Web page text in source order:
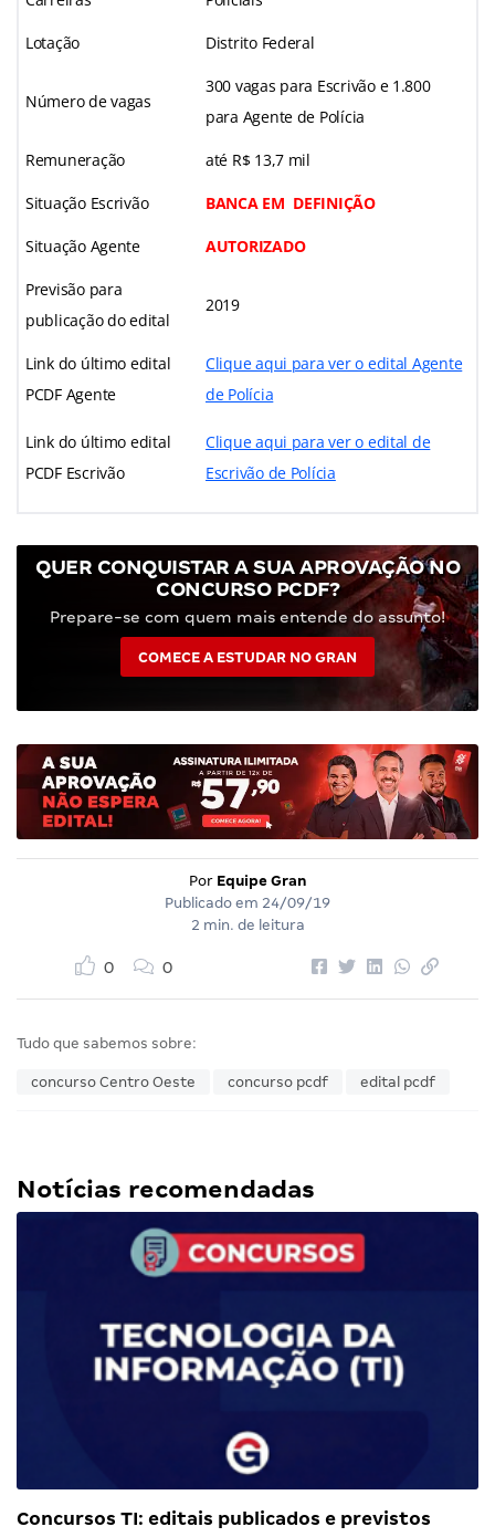
Lotação Distrito Federal
Número de vagas
300 vagas para Escrivão e 1.800
para Agente de Polícia
Remuneração até R$ 13,7 mil
Situação Escrivão BANCA EM DEFINIÇÃO
Situação Agente AUTORIZADO
Previsão para
publicação do edital
2019
Link do último edital
PCDF Agente
Link do último edital
PCDF Escrivão
Clique aqui para ver o edital Agente
de Polícia
Clique aqui para ver o edital de
Escrivão de Polícia
QUER CONQUISTAR A SUA APROVAÇÃO NO
CONCURSO PCDF?
Prepare-se com quem mais entende do assunto!
COMECE A ESTUDAR NO GRAN
Por Equipe Gran
Publicado em 24/09/19
2 min. de leitura
0 0
Tudo que sabemos sobre:
concurso Centro Oeste concurso pcdf edital pcdf
Notícias recomendadas
Concursos TI: editais publicados e previstos